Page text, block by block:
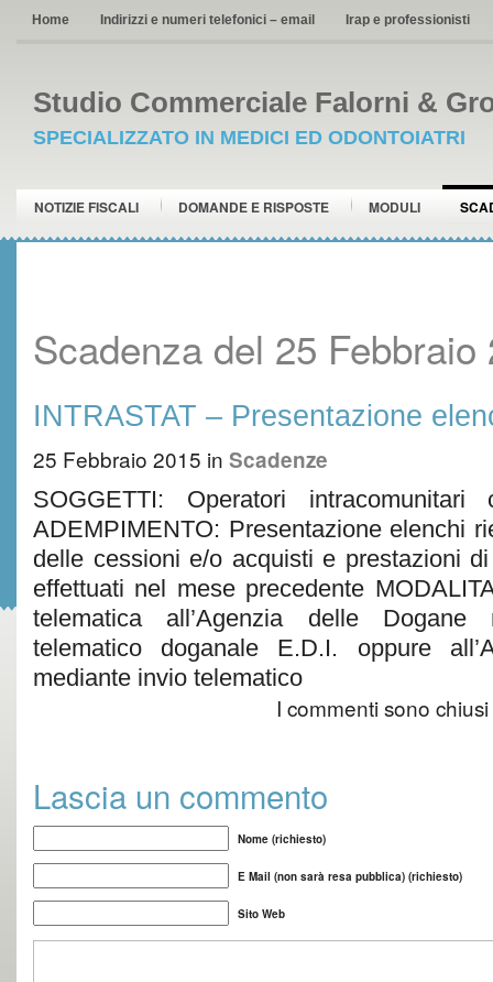
Home Indirizzi e numeri telefonici – email Irap e professionisti
Studio Commerciale Falorni &
SPECIALIZZATO IN MEDICI ED ODONTOIATRI
NOTIZIE FISCALI DOMANDE E RISPOSTE MODULI
Scadenza del 25 Febbraio
INTRASTAT – Presentazione
25 Febbraio 2015 in Scadenze
SOGGETTI: Operatori
ADEMPIMENTO: Presentazione elenchi
delle cessioni e/o acquisti e prestazioni
effettuati nel mese precedente
telematica all’Agenzia delle
telematico doganale E.D.I. oppure
mediante invio telematico
I commenti sono chiusi
Lascia un commento
Nome (richiesto)
E Mail (non sarà resa pubblica) (richiesto)
Sito Web